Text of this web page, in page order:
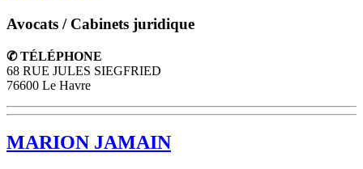
Avocats / Cabinets juridique
✆ TÉLÉPHONE
68 RUE JULES SIEGFRIED
76600 Le Havre
MARION JAMAIN